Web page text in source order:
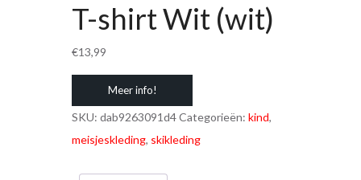
T-shirt Wit (wit)
€13,99
Meer info!
SKU: dab9263091d4Categorieën: kind,
meisjeskleding, skikleding